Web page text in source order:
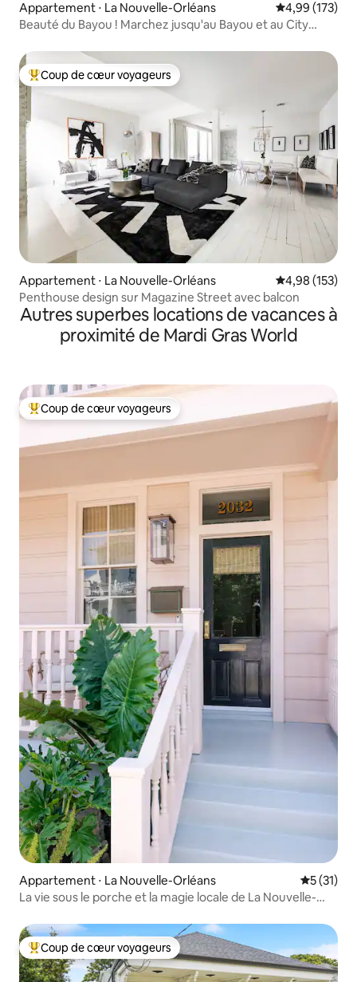
Appartement ⋅ La Nouvelle-Orléans Évaluation
4,99 (173)
Beauté du Bayou ! Marchez jusqu'au Bayou et au City
Coups de cœur voyageurs les plus appréciés
Coup de cœur voyageurs
Appartement ⋅ La Nouvelle-Orléans Évaluation
4,98 (153)
Penthouse design sur Magazine Street avec balcon
Autres superbes locations de vacances à
proximité de Mardi Gras World
Coups de cœur voyageurs les plus appréciés
Coup de cœur voyageurs
Appartement ⋅ La Nouvelle-Orléans
5 (31)
La vie sous le porche et la magie locale de La Nouvelle-
Coups de cœur voyageurs les plus appréciés
Coup de cœur voyageurs